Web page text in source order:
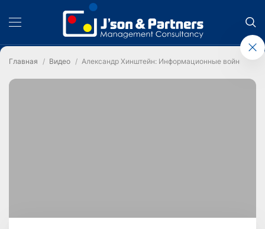
Главная Видео Александр Хинштейн: Информационные войны,